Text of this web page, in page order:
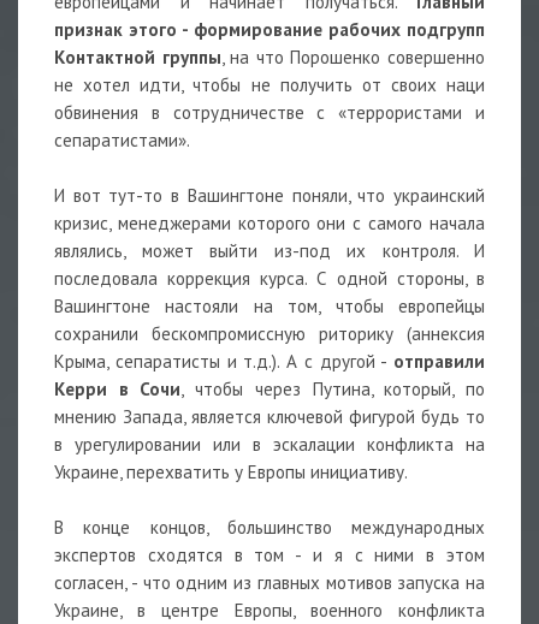
признак этого - формирование рабочих подгрупп
Контактной группы, на что Порошенко совершенно
не хотел идти, чтобы не получить от своих наци
обвинения в сотрудничестве с «террористами и
сепаратистами».
И вот тут-то в Вашингтоне поняли, что украинский
кризис, менеджерами которого они с самого начала
являлись, может выйти из-под их контроля. И
последовала коррекция курса. С одной стороны, в
Вашингтоне настояли на том, чтобы европейцы
сохранили бескомпромиссную риторику (аннексия
Крыма, сепаратисты и т.д.). А с другой - отправили
Керри в Сочи, чтобы через Путина, который, по
мнению Запада, является ключевой фигурой будь то
в урегулировании или в эскалации конфликта на
Украине, перехватить у Европы инициативу.
В конце концов, большинство международных
экспертов сходятся в том - и я с ними в этом
согласен, - что одним из главных мотивов запуска на
Украине, в центре Европы, военного конфликта